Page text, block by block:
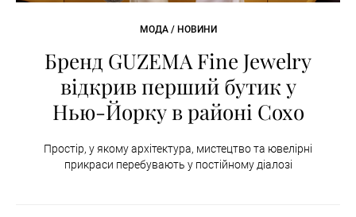
МОДА / НОВИНИ
Бренд GUZEMA Fine Jewelry
відкрив перший бутик у
Нью-Йорку в районі Сохо
Простір, у якому архітектура, мистецтво та ювелірні
прикраси перебувають у постійному діалозі